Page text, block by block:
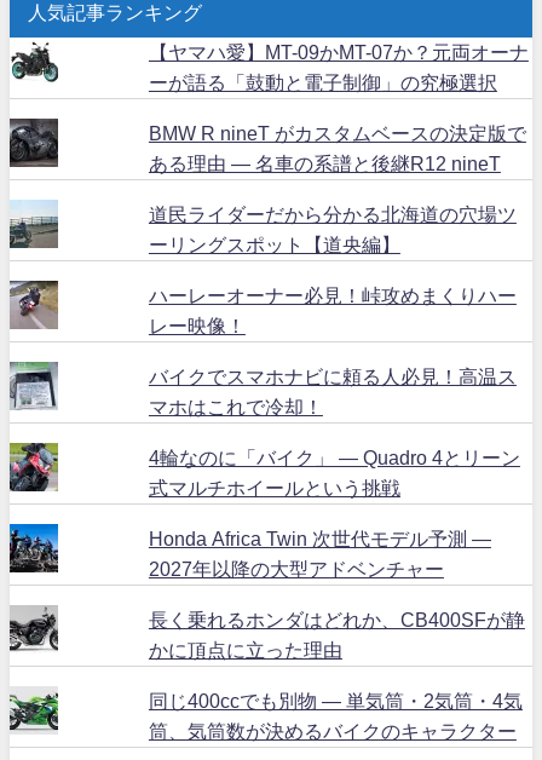
人気記事ランキング
【ヤマハ愛】MT-09かMT-07か？元両オーナ
ーが語る「鼓動と電子制御」の究極選択
BMW R nineT がカスタムベースの決定版で
ある理由 ― 名車の系譜と後継R12 nineT
道民ライダーだから分かる北海道の穴場ツ
ーリングスポット【道央編】
ハーレーオーナー必見！峠攻めまくりハー
レー映像！
バイクでスマホナビに頼る人必見！高温ス
マホはこれで冷却！
4輪なのに「バイク」 ― Quadro 4とリーン
式マルチホイールという挑戦
Honda Africa Twin 次世代モデル予測 ―
2027年以降の大型アドベンチャー
長く乗れるホンダはどれか、CB400SFが静
かに頂点に立った理由
同じ400ccでも別物 ― 単気筒・2気筒・4気
筒、気筒数が決めるバイクのキャラクター